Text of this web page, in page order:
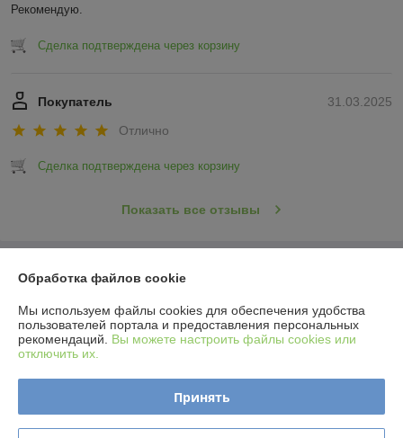
Рекомендую.
Сделка подтверждена через корзину
31.03.2025
Покупатель
Отлично
Сделка подтверждена через корзину
Показать все отзывы
О нас
Контакты
Доставка и оплата
Обработка файлов cookie
Мы используем файлы cookies для обеспечения удобства
пользователей портала и предоставления персональных
рекомендаций. Вы можете настроить файлы cookies или
отключить их.
Принять